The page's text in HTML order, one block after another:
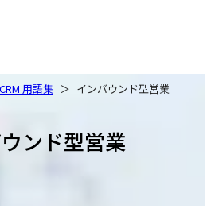
用語集 インバウンド型営業
ンド型営業